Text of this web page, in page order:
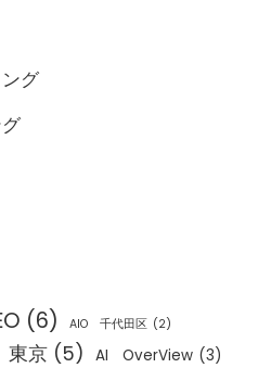
グ
(6) AIO 千代田区 (2)
京 (5) AI OverView (3)